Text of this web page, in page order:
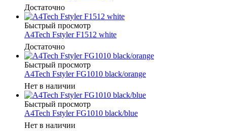
Достаточно
Быстрый просмотр
A4Tech Fstyler F1512 white
Достаточно
Быстрый просмотр
A4Tech Fstyler FG1010 black/orange
Нет в наличии
Быстрый просмотр
A4Tech Fstyler FG1010 black/blue
Нет в наличии